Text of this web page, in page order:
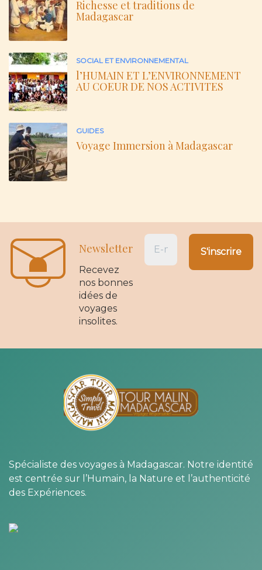
Richesse et traditions de
Madagascar
SOCIAL ET ENVIRONNEMENTAL
l’HUMAIN ET L’ENVIRONNEMENT
AU COEUR DE NOS ACTIVITES
GUIDES
Voyage Immersion à Madagascar
Newsletter
Recevez
nos bonnes
idées de
voyages
insolites.
Spécialiste des voyages à Madagascar. Notre identité
est centrée sur l’Humain, la Nature et l’authenticité
des Expériences.